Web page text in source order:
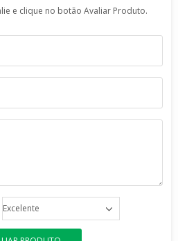
e clique no botão Avaliar Produto.
Excelente